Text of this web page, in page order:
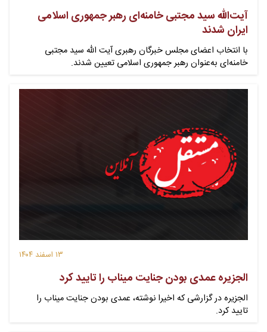
آیت‌الله سید مجتبی خامنه‌ای رهبر جمهوری اسلامی
ایران شدند
با انتخاب اعضای مجلس خبرگان رهبری آیت الله سید مجتبی
خامنه‌ای به‌عنوان رهبر جمهوری اسلامی تعیین شدند.
۱۳ اسفند ۱۴۰۴
الجزیره عمدی بودن جنایت میناب را تایید کرد
الجزیره در گزارشی که اخیرا نوشته، عمدی بودن جنایت میناب را
تایید کرد.